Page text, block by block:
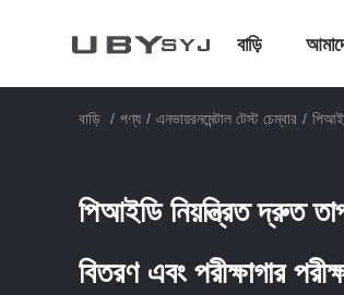
বাড়ি
বাড়ি / পণ্য / এনভায়রনমেন্টাল টেস্ট চেম্বার /
পিআইডি নিয়ন্ত্রিত দ্রুত
বিতরণ এবং পরীক্ষাগার